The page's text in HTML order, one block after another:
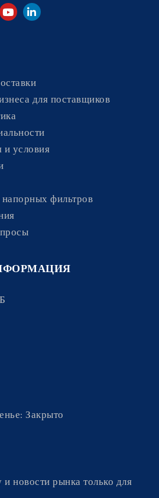
для поставщиков
условия
фильтров
Закрыто
новости рынка только для